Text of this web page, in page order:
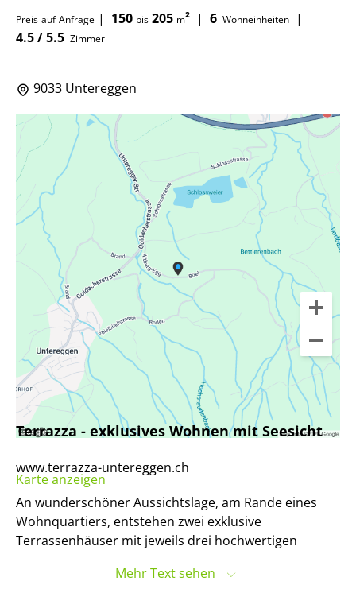
Preis auf Anfrage | 150 bis 205 m² | 6 Wohneinheiten
|
4.5 / 5.5 Zimmer
9033 Untereggen
Karte anzeigen
Terrazza - exklusives Wohnen mit Seesicht
www.terrazza-untereggen.ch
An wunderschöner Aussichtslage, am Rande eines
Wohnquartiers, entstehen zwei exklusive
Terrassenhäuser mit jeweils drei hochwertigen
vereint eine naturnahe Umgebung mit einer stilvollen
Mehr Text sehen